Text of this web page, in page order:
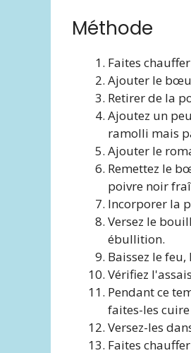
Méthode
Faites
Ajouter le
Retirer de la
Ajoutez un
ramolli mais
Ajouter le
Remettez le
poivre noir
Incorporer la
Versez le
ébullition.
Baissez le
Vérifiez
Pendant ce
faites-les
Versez-les
Faites